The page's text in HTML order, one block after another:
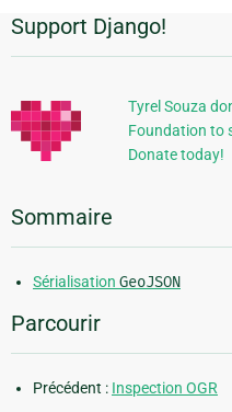
Informations
supplémentaires
Support Django!
Tyrel Souza
Foundation to
Donate today!
Sommaire
Sérialisation GeoJSON
Parcourir
Précédent : Inspection OGR